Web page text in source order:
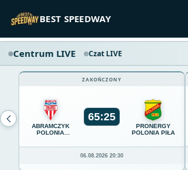
BEST SPEEDWAY
Centrum LIVE Czat LIVE
ZAKOŃCZONY
ABRAMCZYK
POLONIA
65:25
PRONERGY
POLONIA PIŁA
06.08.2026 20:30